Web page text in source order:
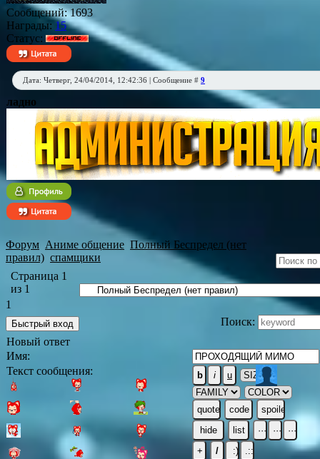
Сообщений:1693
Награды: 15
Статус:
Дата: Четверг, 24/04/2014, 12:42:36 | Сообщение # 9
ладно
Форум Аниме общение Полный Беспредел (нет
правил) спамщики
Страница 1
из 1
1
Поиск:
Новый ответ
Имя:
Текст сообщения: